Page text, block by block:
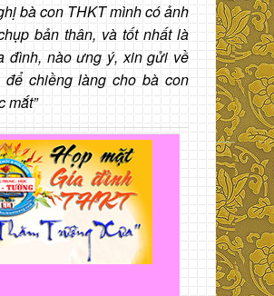
bà con THKT mình có ảnh
bản thân, và tốt nhất là
đình, nào ưng ý, xin gửi về
để chiềng làng cho bà con
mắt”